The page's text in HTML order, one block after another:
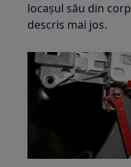
locașul său din
descris mai jos.